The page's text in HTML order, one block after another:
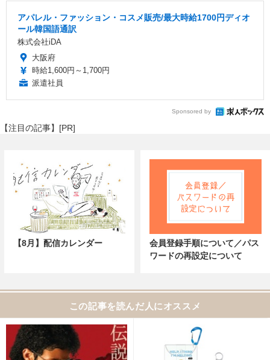
アパレル・ファッション・コスメ販売/最大時給1700円ディオ
ール韓国語通訳
株式会社iDA
大阪府
時給1,600円～1,700円
派遣社員
Sponsored by
【注目の記事】[PR]
【8月】配信カレンダー
会員登録手順について／パス
ワードの再設定について
この記事を読んだ人にオススメ